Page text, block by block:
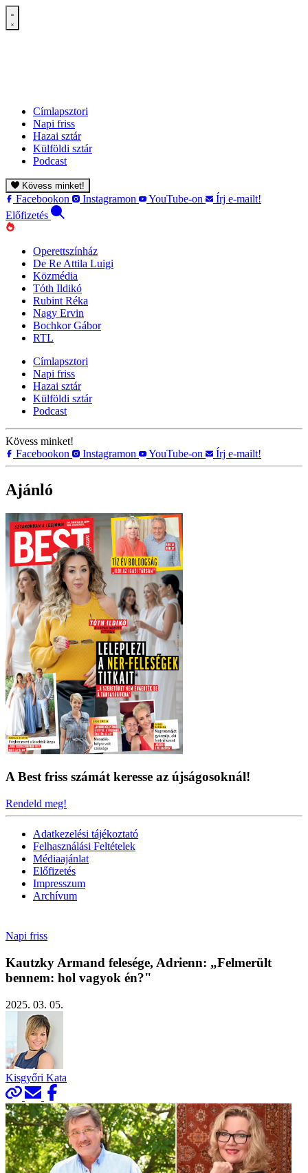
Címlapsztori
Napi friss
Hazai sztár
Külföldi sztár
Podcast
Kövess minket!
Facebookon Instagramon YouTube-on
Írj e-mailt!
Előfizetés
Operettszínház
De Re Attila Luigi
Közmédia
Tóth Ildikó
Rubint Réka
Nagy Ervin
Bochkor Gábor
RTL
Címlapsztori
Napi friss
Hazai sztár
Külföldi sztár
Podcast
Kövess minket!
Facebookon
Instagramon YouTube-on Írj e-mailt!
Ajánló
A Best friss számát keresse az újságosoknál!
Rendeld meg!
Adatkezelési tájékoztató
Felhasználási Feltételek
Médiaajánlat
Előfizetés
Impresszum
Archívum
Napi friss
Kautzky Armand felesége, Adrienn: „Felmerült
bennem: hol vagyok én?"
2025. 03. 05.
Kisgyőri Kata